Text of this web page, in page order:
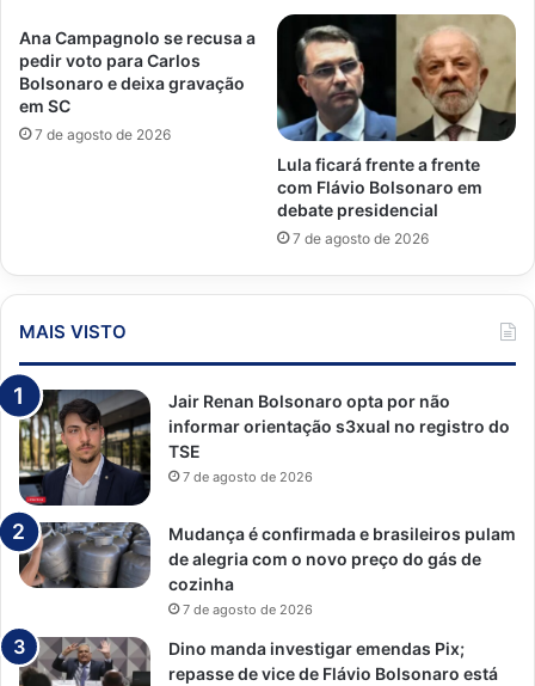
Ana Campagnolo se recusa a
pedir voto para Carlos
Bolsonaro e deixa gravação
em SC
7 de agosto de 2026
Lula ficará frente a frente
com Flávio Bolsonaro em
debate presidencial
7 de agosto de 2026
MAIS VISTO
Jair Renan Bolsonaro opta por não
informar orientação s3xual no registro do
TSE
7 de agosto de 2026
Mudança é confirmada e brasileiros pulam
de alegria com o novo preço do gás de
cozinha
7 de agosto de 2026
Dino manda investigar emendas Pix;
repasse de vice de Flávio Bolsonaro está